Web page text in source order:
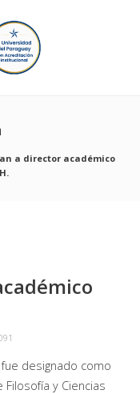
a director académico
fue designado como
y Ciencias